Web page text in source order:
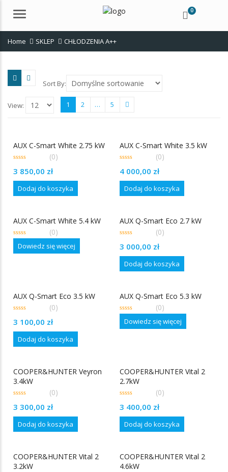
Menu 0
Home SKLEP CHŁODZENIA A++
Sort By:
View: 1 2 … 5
AUX C-Smart White 2.75 kW
out
(0)
3 850,00 zł
Dodaj do koszyka
AUX C-Smart White 3.5 kW
out
(0)
4 000,00 zł
Dodaj do koszyka
AUX C-Smart White 5.4 kW
out
of
(0)
Dowiedz się więcej
AUX Q-Smart Eco 2.7 kW
out
(0)
3 000,00 zł
Dodaj do koszyka
AUX Q-Smart Eco 3.5 kW
out
(0)
3 100,00 zł
Dodaj do koszyka
AUX Q-Smart Eco 5.3 kW
out
of
(0)
Dowiedz się więcej
COOPER&HUNTER Veyron
3.4kW
out
(0)
3 300,00 zł
Dodaj do koszyka
COOPER&HUNTER Vital 2
2.7kW
out
(0)
3 400,00 zł
Dodaj do koszyka
COOPER&HUNTER Vital 2
3.2kW
COOPER&HUNTER Vital 2
4.6kW